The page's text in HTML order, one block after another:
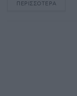
ΠΕΡΙΣΣΌΤΕΡΑ